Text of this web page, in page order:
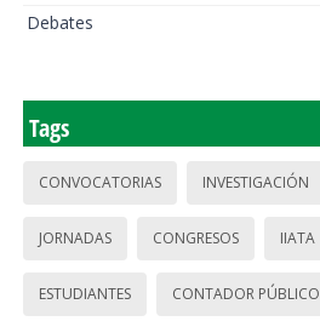
Debates
Tags
CONVOCATORIAS INVESTIGACIÓN
JORNADAS CONGRESOS IIATA
ESTUDIANTES CONTADOR PÚBLICO